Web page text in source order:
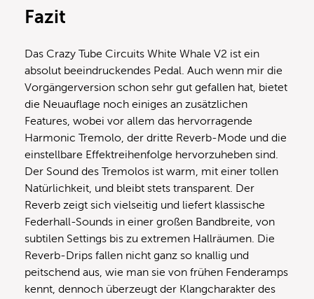
Fazit
Das Crazy Tube Circuits White Whale V2 ist ein
absolut beeindruckendes Pedal. Auch wenn mir die
Vorgängerversion schon sehr gut gefallen hat, bietet
die Neuauflage noch einiges an zusätzlichen
Features, wobei vor allem das hervorragende
Harmonic Tremolo, der dritte Reverb-Mode und die
einstellbare Effektreihenfolge hervorzuheben sind.
Der Sound des Tremolos ist warm, mit einer tollen
Natürlichkeit, und bleibt stets transparent. Der
Reverb zeigt sich vielseitig und liefert klassische
Federhall-Sounds in einer großen Bandbreite, von
subtilen Settings bis zu extremen Hallräumen. Die
Reverb-Drips fallen nicht ganz so knallig und
peitschend aus, wie man sie von frühen Fenderamps
kennt, dennoch überzeugt der Klangcharakter des